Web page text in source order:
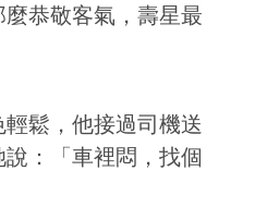
恭敬客氣，壽星最
鬆，他接過司機送
：「車裡悶，找個